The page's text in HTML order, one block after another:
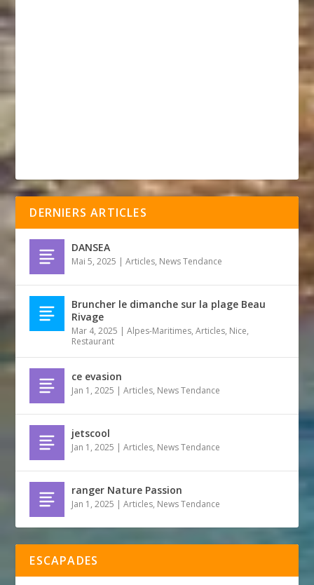
DERNIERS ARTICLES
DANSEA
Mai 5, 2025 |Articles, News Tendance
Bruncher le dimanche sur la plage Beau
Rivage
Mar 4, 2025 |Alpes-Maritimes,Articles, Nice,
Restaurant
ce evasion
Jan 1, 2025 |Articles, News Tendance
jetscool
Jan 1, 2025 |Articles, News Tendance
ranger Nature Passion
Jan 1, 2025 |Articles, News Tendance
ESCAPADES